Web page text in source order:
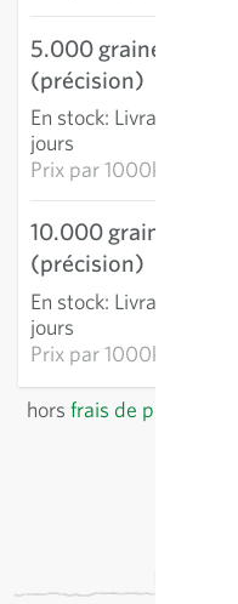
5.000 graines
(précision)
En stock: Livraison 3-5
jours
Prix par1000k: 6,72 €
10.000 graines
(précision)
En stock: Livraison 3-5
jours
Prix par1000k: 5,64 €
hors frais de port